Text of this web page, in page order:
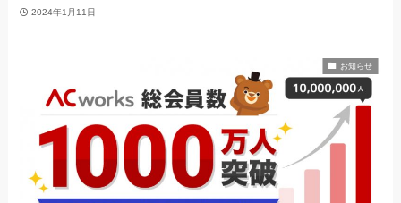
2024年1月11日
お知らせ